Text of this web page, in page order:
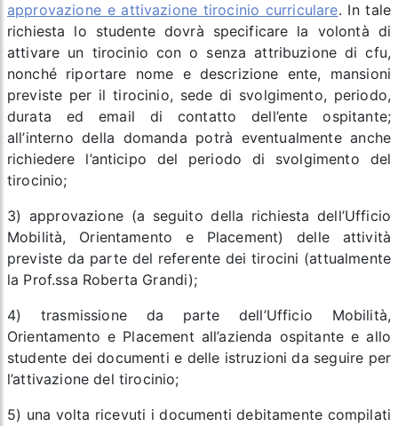
approvazione e attivazione tirocinio curriculare. In tale
richiesta lo studente dovrà specificare la volontà di
attivare un tirocinio con o senza attribuzione di cfu,
nonché riportare nome e descrizione ente, mansioni
previste per il tirocinio, sede di svolgimento, periodo,
durata ed email di contatto dell’ente ospitante;
all’interno della domanda potrà eventualmente anche
richiedere l’anticipo del periodo di svolgimento del
tirocinio;
3) approvazione (a seguito della richiesta dell’Ufficio
Mobilità, Orientamento e Placement) delle attività
previste da parte del referente dei tirocini (attualmente
la Prof.ssa Roberta Grandi);
4) trasmissione da parte dell’Ufficio Mobilità,
Orientamento e Placement all’azienda ospitante e allo
studente dei documenti e delle istruzioni da seguire per
l’attivazione del tirocinio;
5) una volta ricevuti i documenti debitamente compilati